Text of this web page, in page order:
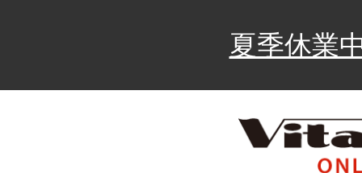
夏季休業